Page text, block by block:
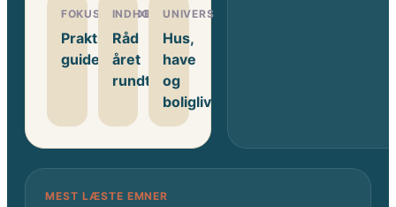
FOKUSOMRÅDE
Praktiske
guides
INDHOLD
Råd
året
rundt
UNIVERS
Hus,
have
og
boligliv
MEST LÆSTE EMNER